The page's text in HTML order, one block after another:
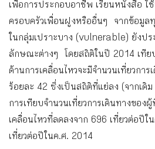
เพื่อการประกอบอาชีพ เรียนหนังสือ
ครอบครัวเพื่อนฝูงหรืออื่นๆ จากข้อมู
ในกลุ่มเปราะบาง (vulnerable) ยังป
ลักษณะต่างๆ โดยสถิติในปี 2014 เที
ด้านการเคลื่อนไหวจะมีจำนวนเที่ยวกา
ร้อยละ 42 ซึ่งเป็นสถิติที่แย่ลง (จากเดิ
การเทียบจำนวนเที่ยวการเดินทางของ
เคลื่อนไหวที่ลดลงจาก 696 เที่ยวต่อปีใ
เที่ยวต่อปีในค.ศ. 2014